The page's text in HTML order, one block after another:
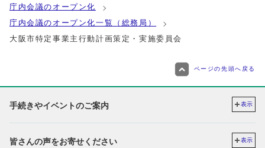
庁内会議のオープン化
庁内会議のオープン化一覧（総務局）
大阪市特定事業主行動計画策定・実施委員会
ページの先頭へ戻る
手続きやイベントのご案内 表示
皆さんの声をお寄せください 表示